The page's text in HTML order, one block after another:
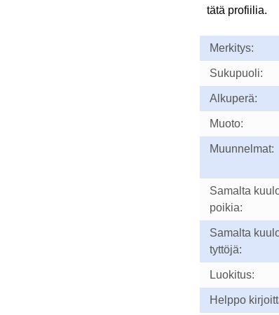
tätä profiilia.
Merkitys:
Sukupuoli:
Alkuperä:
Muoto:
Muunnelmat:
Samalta
poikia:
Samalta
tyttöjä:
Luokitus:
Helppo